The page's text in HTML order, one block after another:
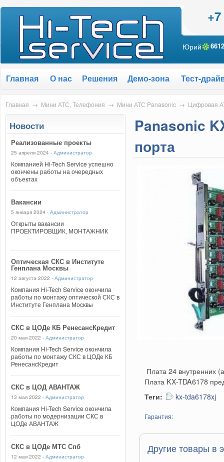
Юрий
Главная О нас Решения Демо-зона Тест-
Главная → Мини АТС, Телефония → Мини АТС Panasonic → Цифровая
Новости
Реализованные проекты
25 апреля 2024 - Администратор
Компанией Hi-Tech Service успешно
окончены работы на очередных
объектах
Вакансии
5 января 2024 - Администратор
Открыты вакансии
ПРОЕКТИРОВЩИК, МОНТАЖНИК
Оптическая СКС в Институте
Генплана Москвы
12 августа 2022 - Администратор
Компания Hi-Tech Service окончила
работы по монтажу оптической СКС в
Институте Генплана Москвы
СКС в ЦОДе КБ РенесансКредит
20 мая 2022 - Администратор
Компания Hi-Tech Service окончила
работы по монтажу СКС в ЦОДе КБ
РенесансКредит
СКС в ЦОД АВАНТАЖ
13 мая 2022 - Администратор
Компания Hi-Tech Service окончила
работы по модернизации СКС в
ЦОДе АВАНТАЖ
СКС в ЦОДе МТС Спб
12 мая 2022 - Администратор
Panasonic
порта
Плата 24 внутренних
Плата KX-TDA6178
Теги: kx-tda6178xj
Гарантия:
Другие товары в